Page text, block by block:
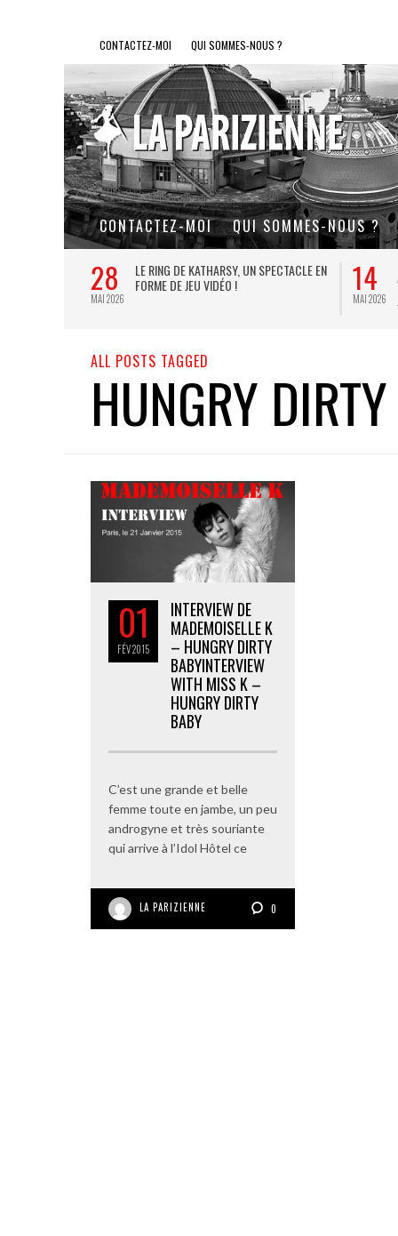
CONTACTEZ-MOI QUI SOMMES-NOUS ?
CONTACTEZ-MOI QUI SOMMES-NOUS ?
28
MAI 2026
LE RING DE KATHARSY, UN SPECTACLE EN
FORME DE JEU VIDÉO !
14
MAI 2026
ALL POSTS TAGGED
HUNGRY
01
FÉV2015
INTERVIEW DE
MADEMOISELLE K
– HUNGRY DIRTY
BABYINTERVIEW
WITH MISS K –
HUNGRY DIRTY
BABY
C’est une grande et belle
femme toute en jambe, un peu
androgyne et très souriante
qui arrive à l’Idol Hôtel ce
LA PARIZIENNE 0